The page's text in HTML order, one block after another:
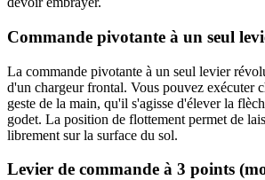
Commande pivotante à un seul
La commande pivotante à un seul levier
d'un chargeur frontal. Vous pouvez exécuter
geste de la main, qu'il s'agisse d'élever la
godet. La position de flottement permet de
librement sur la surface du sol.
Levier de commande à 3 points